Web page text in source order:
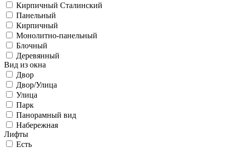
Кирпичный Сталинский
Панельный
Кирпичный
Монолитно-панельный
Блочный
Деревянный
Вид из окна
Двор
Двор/Улица
Улица
Парк
Панорамный вид
Набережная
Лифты
Есть